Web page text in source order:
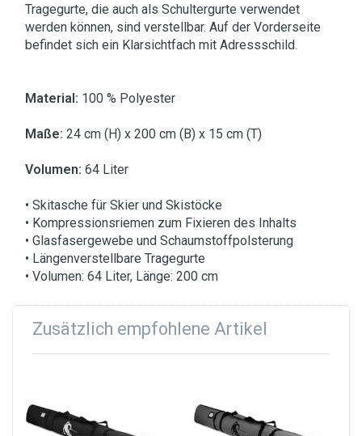
Tragegurte, die auch als Schultergurte verwendet
werden können, sind verstellbar. Auf der Vorderseite
befindet sich ein Klarsichtfach mit Adressschild.
Material: 100 % Polyester
Maße: 24 cm (H) x 200 cm (B) x 15 cm (T)
Volumen: 64 Liter
• Skitasche für Skier und Skistöcke
• Kompressionsriemen zum Fixieren des Inhalts
• Glasfasergewebe und Schaumstoffpolsterung
• Längenverstellbare Tragegurte
• Volumen: 64 Liter, Länge: 200 cm
Zusätzlich empfohlene Artikel